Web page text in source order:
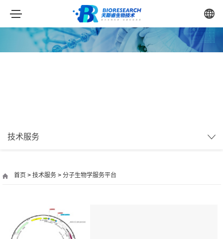
技术服务
首页 > 技术服务> 分子生物学服务平台